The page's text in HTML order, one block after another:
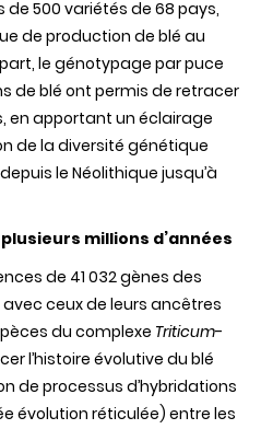
500 variétés de 68 pays,
de production de blé au
le génotypage par puce
de blé ont permis de retracer
en apportant un éclairage
de la diversité génétique
le Néolithique jusqu’à
millions d’années
de 41 032 gènes des
ceux de leurs ancêtres
du complexe Triticum-
l’histoire évolutive du blé
de processus d’hybridations
évolution réticulée) entre les